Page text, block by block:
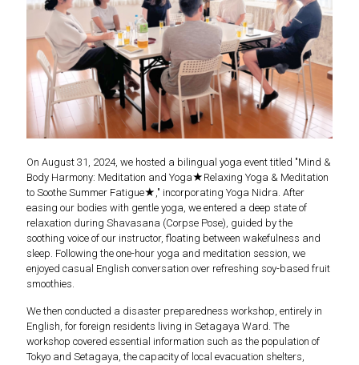
On August 31, 2024, we hosted a bilingual yoga event titled "Mind &
Body Harmony: Meditation and Yoga★Relaxing Yoga & Meditation
to Soothe Summer Fatigue★," incorporating Yoga Nidra. After
easing our bodies with gentle yoga, we entered a deep state of
relaxation during Shavasana (Corpse Pose), guided by the
soothing voice of our instructor, floating between wakefulness and
sleep. Following the one-hour yoga and meditation session, we
enjoyed casual English conversation over refreshing soy-based fruit
smoothies.
We then conducted a disaster preparedness workshop, entirely in
English, for foreign residents living in Setagaya Ward. The
workshop covered essential information such as the population of
Tokyo and Setagaya, the capacity of local evacuation shelters,